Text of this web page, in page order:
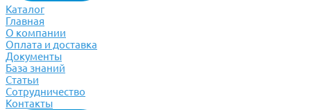
Каталог
Главная
О компании
Оплата и доставка
Документы
База знаний
Статьи
Сотрудничество
Контакты